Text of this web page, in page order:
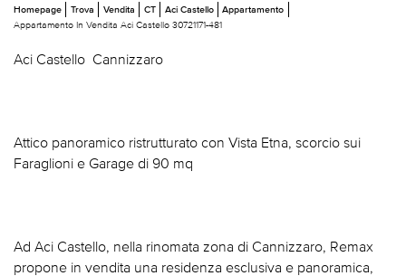
Homepage Trova Vendita CT Aci Castello
Appartamento
Appartamento In Vendita Aci Castello 30721171-481
Aci Castello  Cannizzaro
Attico panoramico ristrutturato con Vista Etna, scorcio sui
Faraglioni e Garage di 90 mq
Ad Aci Castello, nella rinomata zona di Cannizzaro, Remax
propone in vendita una residenza esclusiva e panoramica,